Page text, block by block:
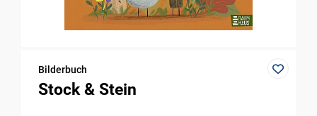
Bilderbuch
Stock & Stein